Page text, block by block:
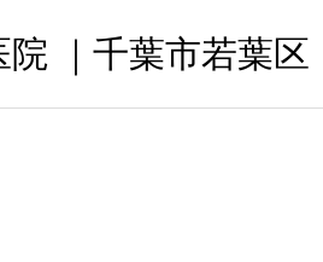
｜千葉市若葉区